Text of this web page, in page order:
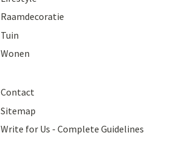
Raamdecoratie
Tuin
Wonen
Contact
Sitemap
Write for Us - Complete Guidelines